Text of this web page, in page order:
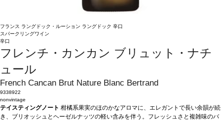
フランス ラングドック・ルーション ラングドック 辛口
スパークリングワイン
辛口
フレンチ・カンカン ブリュット・ナチ
ュール
French Cancan Brut Nature Blanc Bertrand
9338922
nonvintage
テイスティングノート 柑橘系果実のほのかなアロマに、エレガントで長い余韻が続
き、ブリオッシュとヘーゼルナッツの軽い含みを伴う。フレッシュさと複雑味のバ